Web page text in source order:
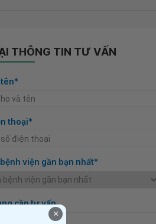
THÔNG TIN TƯ VẤN
tên*
thoại*
viện gần bạn nhất*
cần tư vấn
×